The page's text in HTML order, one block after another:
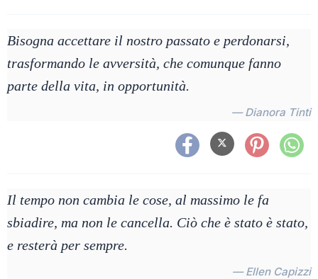
Bisogna accettare il nostro passato e perdonarsi,
trasformando le avversità, che comunque fanno
parte della vita, in opportunità.
— Dianora Tinti
Il tempo non cambia le cose, al massimo le fa
sbiadire, ma non le cancella. Ciò che è stato è stato,
e resterà per sempre.
— Ellen Capizzi